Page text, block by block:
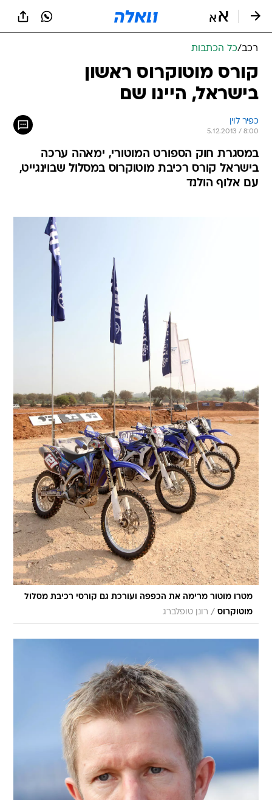
רכב/כל הכתבות
קורס מוטוקרוס ראשון
בישראל, היינו שם
כפיר לוין
5.12.2013 / 8:00
במסגרת חוק הספורט המוטורי, ימאהה ערכה
בישראל קורס רכיבת מוטוקרוס במסלול שבוינגייט,
עם אלוף הולנד
מטרו מוטור מרימה את הכפפה ועורכת גם קורסי רכיבת מסלול
מוטוקרוס / רונן טופלברג